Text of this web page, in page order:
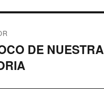
DE NUESTRA